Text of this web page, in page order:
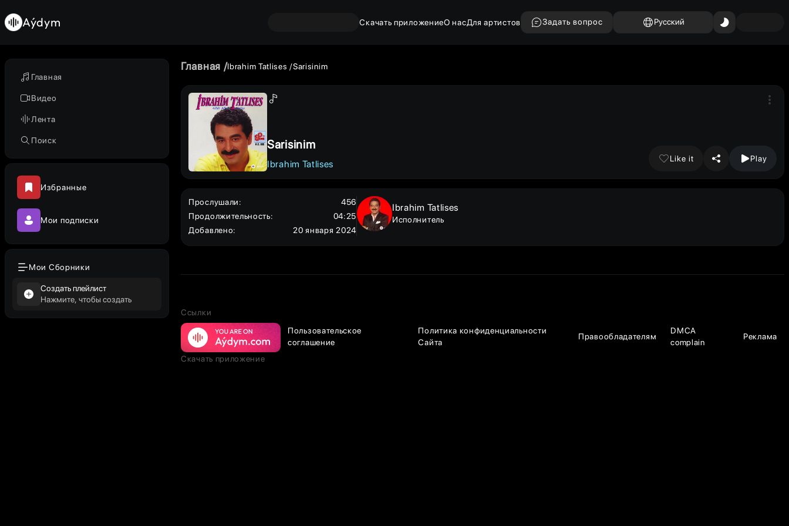
Главная
Видео
Лента
Поиск
Избранные
Мои подписки
Мои Сборники
Создать плейлист
Нажмите, чтобы создать
Aýdym Скачать приложениеО насДля артистов Задать вопрос Русский
Главная Ibrahim Tatlises Sarisinim
Sarisinim
Ibrahim Tatlises
Like it Play
Прослушали:
456
Продолжительность:
04:25
Добавлено: 20 января 2024
Ibrahim Tatlises
Исполнитель
Ссылки
Пользовательское
соглашение
Политика конфиденциальности
Сайта
Правообладателям
DMCA
complain
Реклама
Скачать приложение